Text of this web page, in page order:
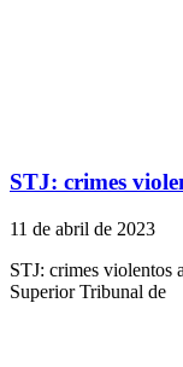
STJ: crimes
11 de abril de 2023
STJ: crimes violentos
Superior Tribunal de